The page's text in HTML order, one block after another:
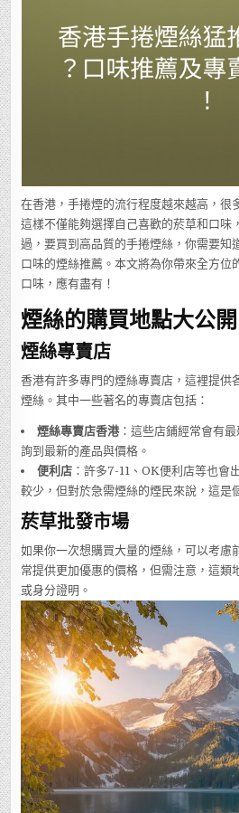
在香港，手捲煙的流行程度越來越高，很
這樣不僅能夠選擇自己喜歡的菸草和口味
過，要買到高品質的手捲煙絲，你需要知
口味的煙絲推薦。本文將為你帶來全方位
口味，應有盡有！
煙絲的購買地點大公開
煙絲專賣店
香港有許多專門的煙絲專賣店，這裡提供
煙絲。其中一些著名的專賣店包括：
煙絲專賣店香港：這些店鋪經常會有
詢到最新的產品與價格。
便利店 ：許多7-11、OK便利店等也會
較少，但對於急需煙絲的煙民來說，這是
菸草批發市場
如果你一次想購買大量的煙絲，可以考慮
常提供更加優惠的價格，但需注意，這類
或身分證明。